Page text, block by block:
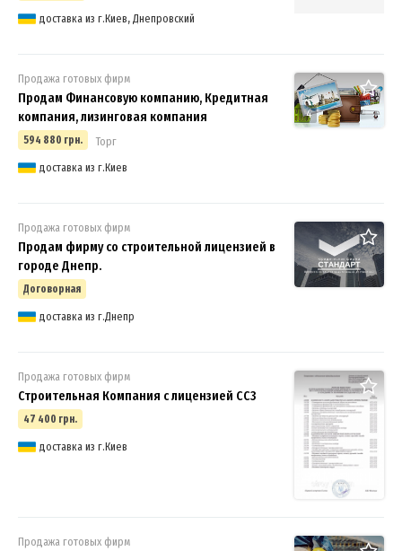
доставка из г.Киев, Днепровский
4
Продажа готовых фирм
Продам Финансовую компанию, Кредитная
компания, лизинговая компания
594 880 грн.
Торг
доставка из г.Киев
Продажа готовых фирм
Продам фирму со строительной лицензией в
городе Днепр.
Договорная
доставка из г.Днепр
Продажа готовых фирм
Строительная Компания с лицензией СС3
47 400 грн.
доставка из г.Киев
Продажа готовых фирм